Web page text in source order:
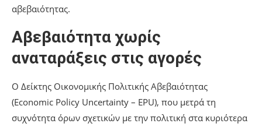
αβεβαιότητας.
Αβεβαιότητα χωρίς
αναταράξεις στις αγορές
Ο Δείκτης Οικονομικής Πολιτικής Αβεβαιότητας
(Economic Policy Uncertainty – EPU), που μετρά τη
συχνότητα όρων σχετικών με την πολιτική στα κυριότερα